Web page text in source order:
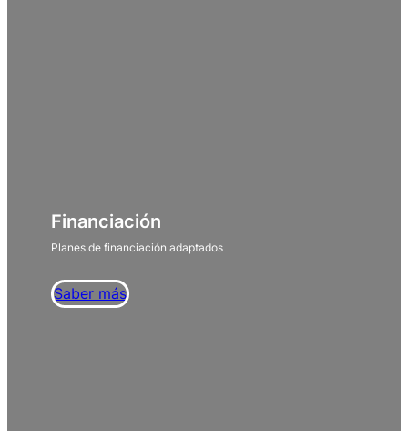
Financiación
Planes de financiación adaptados
Saber más